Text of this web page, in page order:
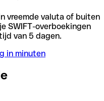
vreemde valuta of buiten
SWIFT-overboekingen
van 5 dagen.
in minuten